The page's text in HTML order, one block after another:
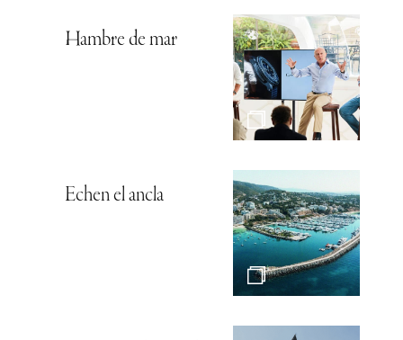
Hambre de mar
Echen el ancla